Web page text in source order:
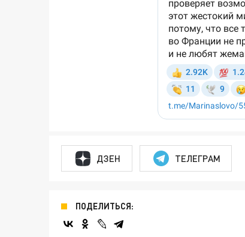
ДЗЕН ТЕЛЕГРАМ
ПОДЕЛИТЬСЯ: